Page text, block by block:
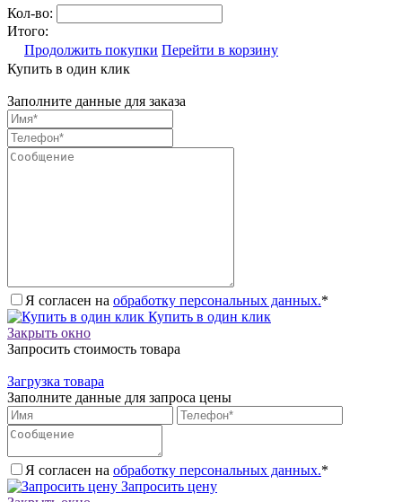
Кол-во:
Итого:
Продолжить покупки Перейти в корзину
Купить в один клик
Заполните данные для заказа
Я согласен на обработку персональных данных.*
Купить в один клик
Закрыть окно
Запросить стоимость товара
Загрузка товара
Заполните данные для запроса цены
Я согласен на обработку персональных данных.*
Запросить цену